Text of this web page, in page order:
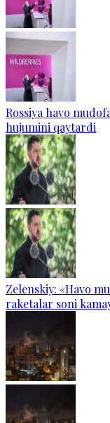
Rossiya havo
hujumini qaytardi
Zelenskiy: «Havo
raketalar soni